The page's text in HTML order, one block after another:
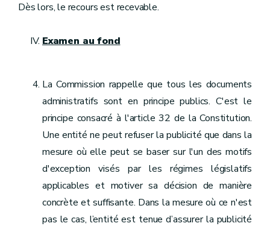
Dès lors, le recours est recevable.
Examen au fond
La Commission rappelle que tous les documents
administratifs sont en principe publics. C'est le
principe consacré à l'article 32 de la Constitution.
Une entité ne peut refuser la publicité que dans la
mesure où elle peut se baser sur l'un des motifs
d'exception visés par les régimes législatifs
applicables et motiver sa décision de manière
concrète et suffisante. Dans la mesure où ce n'est
pas le cas, l’entité est tenue d’assurer la publicité